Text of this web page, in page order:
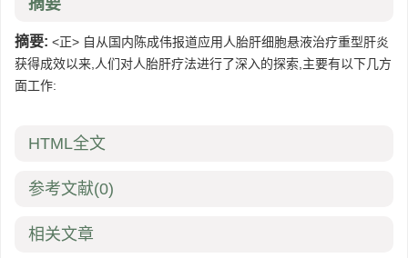
摘要
摘要: <正> 自从国内陈成伟报道应用人胎肝细胞悬液治疗重型肝炎
获得成效以来,人们对人胎肝疗法进行了深入的探索,主要有以下几方
面工作:
HTML全文
参考文献(0)
相关文章